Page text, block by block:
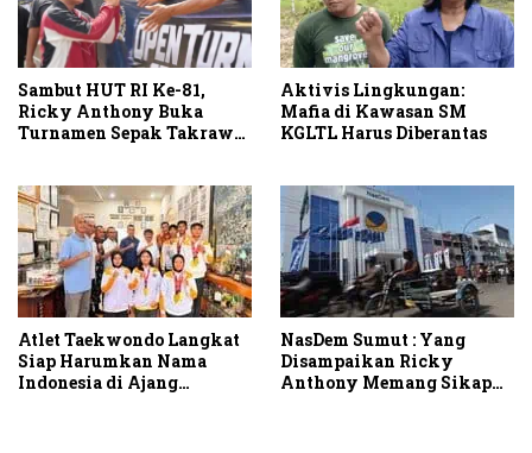
Sambut HUT RI Ke-81,
Ricky Anthony Buka
Turnamen Sepak Takraw
Aktivis Lingkungan:
Mafia di Kawasan SM
KGLTL Harus Diberantas
Atlet Taekwondo Langkat
Siap Harumkan Nama
Indonesia di Ajang
NasDem Sumut : Yang
Disampaikan Ricky
Anthony Memang Sikap